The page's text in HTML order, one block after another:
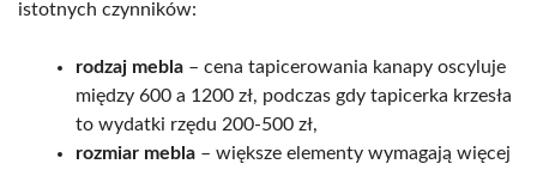
istotnych czynników:
rodzaj mebla – cena tapicerowania kanapy oscyluje
między 600 a 1200 zł, podczas gdy tapicerka krzesła
to wydatki rzędu 200-500 zł,
rozmiar mebla – większe elementy wymagają więcej